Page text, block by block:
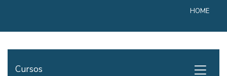
HOME
Cursos